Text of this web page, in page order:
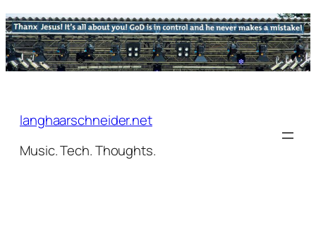
Zum
Inhalt
springen
langhaarschneider.net
Music. Tech. Thoughts.